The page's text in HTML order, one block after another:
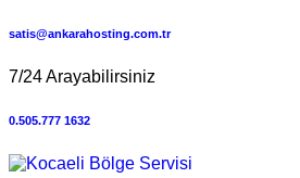
satis@ankarahosting.com.tr
7/24 Arayabilirsiniz
0.505.777 1632